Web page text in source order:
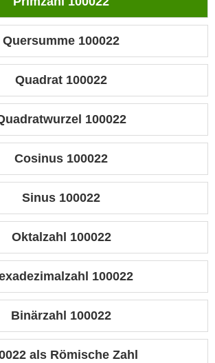
Quersumme 100022
Quadrat 100022
100022
Cosinus 100022
Sinus 100022
Oktalzahl 100022
100022
Binärzahl 100022
als Römische Zahl